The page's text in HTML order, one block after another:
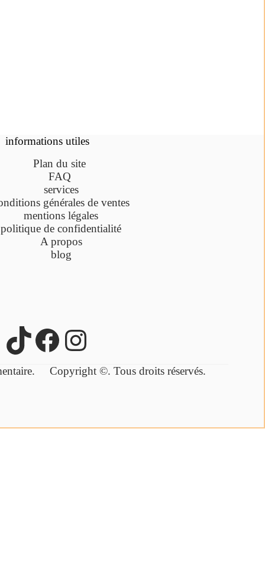
informations utiles
Plan du site
FAQ
services
générales de ventes
mentions légales
politique de confidentialité
A propos
blog
Copyright ©. Tous droits réservés.